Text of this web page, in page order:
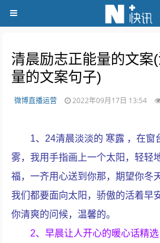
清晨励志正能量的文案
量的文案句子)
微博直播运营 2022年09月17日 13:54
1、24清晨淡淡的 寒露 ，在窗
雾，我用手指画上一个太阳，轻轻
福，一齐用心送到你那，期望你冬
我们都要面向太阳，骄傲的活着早
你清爽的问候，温馨的。
2、早晨让人开心的暖心话精